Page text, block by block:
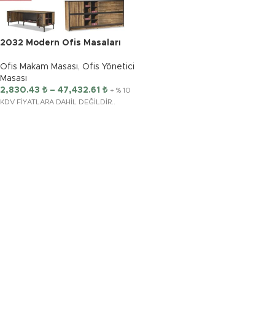
2032 Modern Ofis Masaları
Ofis Makam Masası, Ofis Yönetici
Masası
2,830.43 ₺ – 47,432.61 ₺ + % 10
KDV FİYATLARA DAHİL DEĞİLDİR..